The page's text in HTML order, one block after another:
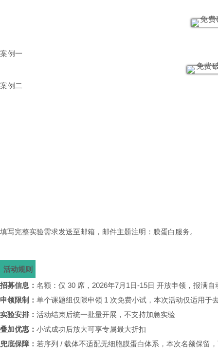
案例一
案例二
填写完整实验需求发送至邮箱，邮件主题注明：膜蛋白服务。
活动规则
招募信息： 名额：仅 30 席，2026年7月1日-15日 开放申领，报满自
申领限制： 单个课题组仅限申领 1 次免费小试 ，本次活动仅适用于
实验安排： 活动结束后统一批量开展，不支持加急实验
叠加优惠： 小试成功后放大可享专属最大折扣
兜底保障： 若序列 / 载体不适配无细胞膜蛋白体系，本次名额保留